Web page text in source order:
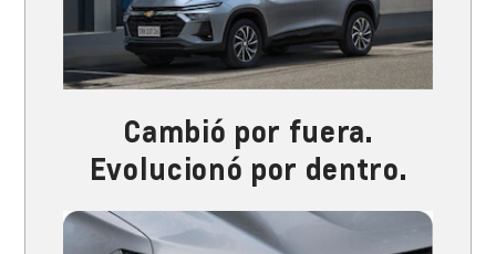
Cambió por fuera.
Evolucionó por dentro.